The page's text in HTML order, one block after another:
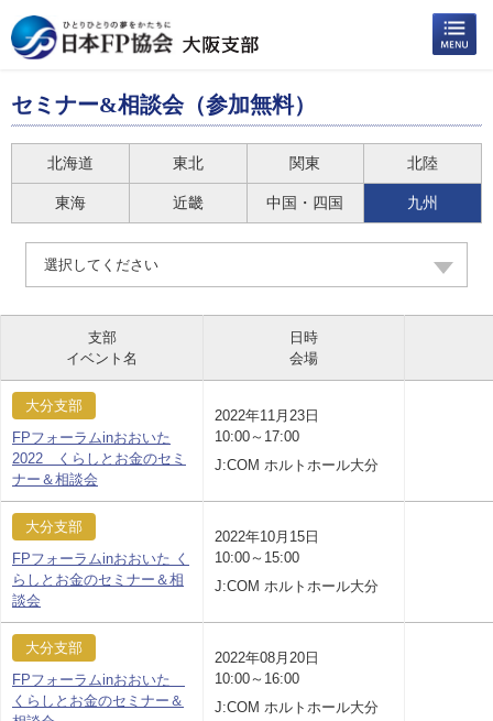
セミナー&相談会（参加無料）
北海道 東北 関東 北陸
東海 近畿 中国・四国 九州
選択してください
支部
イベント名
日時
会場
大分支部
FPフォーラムinおおいた
2022 くらしとお金のセミ
ナー＆相談会
2022年11月23日
10:00～17:00
J:COM ホルトホール大分
大分支部
FPフォーラムinおおいた く
らしとお金のセミナー＆相
談会
2022年10月15日
10:00～15:00
J:COM ホルトホール大分
大分支部
FPフォーラムinおおいた
くらしとお金のセミナー＆
2022年08月20日
10:00～16:00
J:COM ホルトホール大分